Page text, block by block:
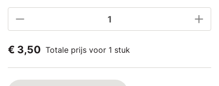
€ 3,50 Totale prijs voor 1 stuk